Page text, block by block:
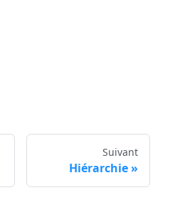
Suivant
Hiérarchie